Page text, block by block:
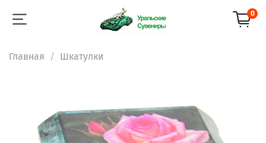
0
Главная Шкатулки